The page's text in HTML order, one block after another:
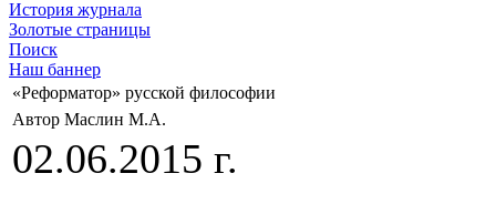
История журнала
Золотые страницы
Поиск
Наш баннер
«Реформатор» русской философии
Автор Маслин М.А.
02.06.2015 г.